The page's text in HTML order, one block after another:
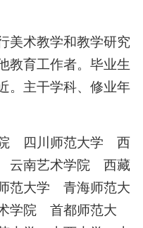
术教学和教学研究
教育工作者。毕业生
。主干学科、修业年
院 四川师范大学 西
云南艺术学院 西藏
范大学 青海师范大
学院 首都师范大